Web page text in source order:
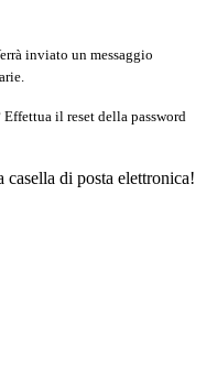
inviato un messaggio
il reset della password
di posta elettronica!